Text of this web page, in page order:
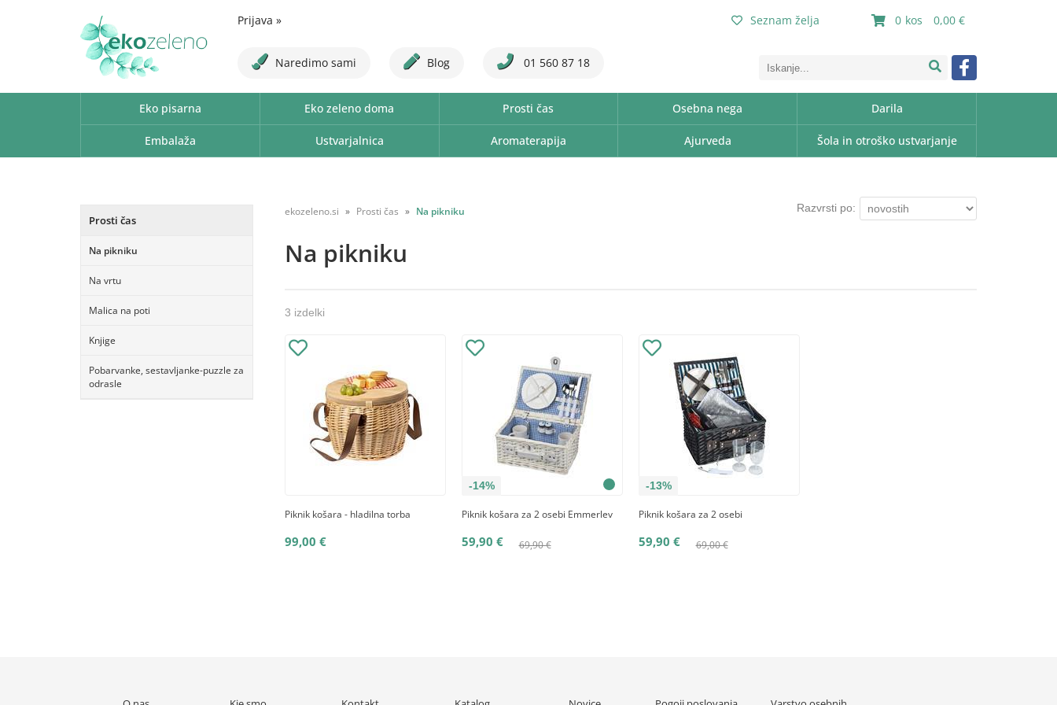
0 0,00
Prijava » Seznam želja
Naredimo sami Blog 01 560 87 18
Eko pisarna Eko zeleno doma Prosti čas Osebna nega Darila
Embalaža Ustvarjalnica Aromaterapija Ajurveda Šola in otroško ustvarjanje
Prosti čas
Na pikniku
Na vrtu
Malica na poti
Knjige
Pobarvanke, sestavljanke-puzzle za
odrasle
ekozeleno.si Prosti čas Na pikniku Razvrsti po:
Na pikniku
3 izdelki
Piknik košara - hladilna torba
99,00 €
-14%
Piknik košara za 2 osebi Emmerlev
69,90 €
59,90 €
-13%
Piknik košara za 2 osebi
69,00 €
59,90 €